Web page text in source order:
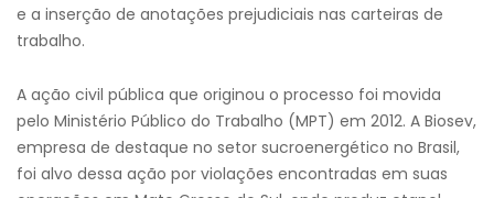
e a inserção de anotações prejudiciais nas carteiras de
trabalho.
A ação civil pública que originou o processo foi movida
pelo Ministério Público do Trabalho (MPT) em 2012. A Biosev,
empresa de destaque no setor sucroenergético no Brasil,
foi alvo dessa ação por violações encontradas em suas